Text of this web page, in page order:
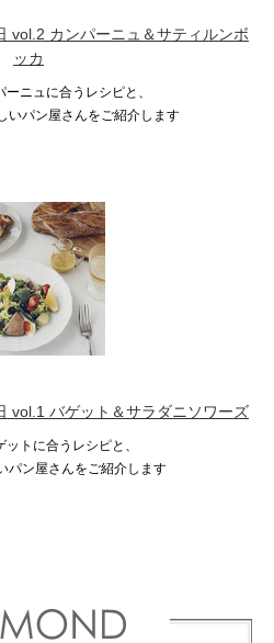
vol.2 カンパーニュ＆サティルンボ
ッカ
ニュに合うレシピと、
いパン屋さんをご紹介します
vol.1 バゲット＆サラダニソワーズ
トに合うレシピと、
パン屋さんをご紹介します